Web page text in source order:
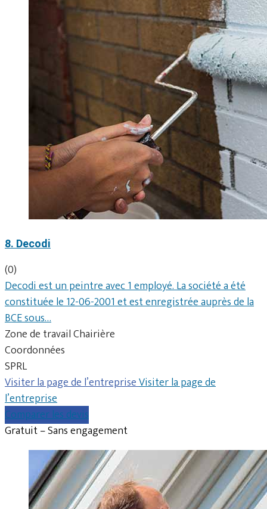
8. Decodi
(0)
Decodi est un peintre avec 1 employé. La société a été
constituée le 12-06-2001 et est enregistrée auprès de la
BCE sous…
Zone de travail Chairière
Coordonnées
SPRL
Visiter la page de l’entrepriseVisiter la page de
l’entreprise
Comparer les devis
Gratuit – Sans engagement